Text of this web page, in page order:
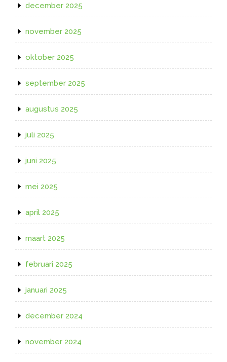
december 2025
november 2025
oktober 2025
september 2025
augustus 2025
juli 2025
juni 2025
mei 2025
april 2025
maart 2025
februari 2025
januari 2025
december 2024
november 2024